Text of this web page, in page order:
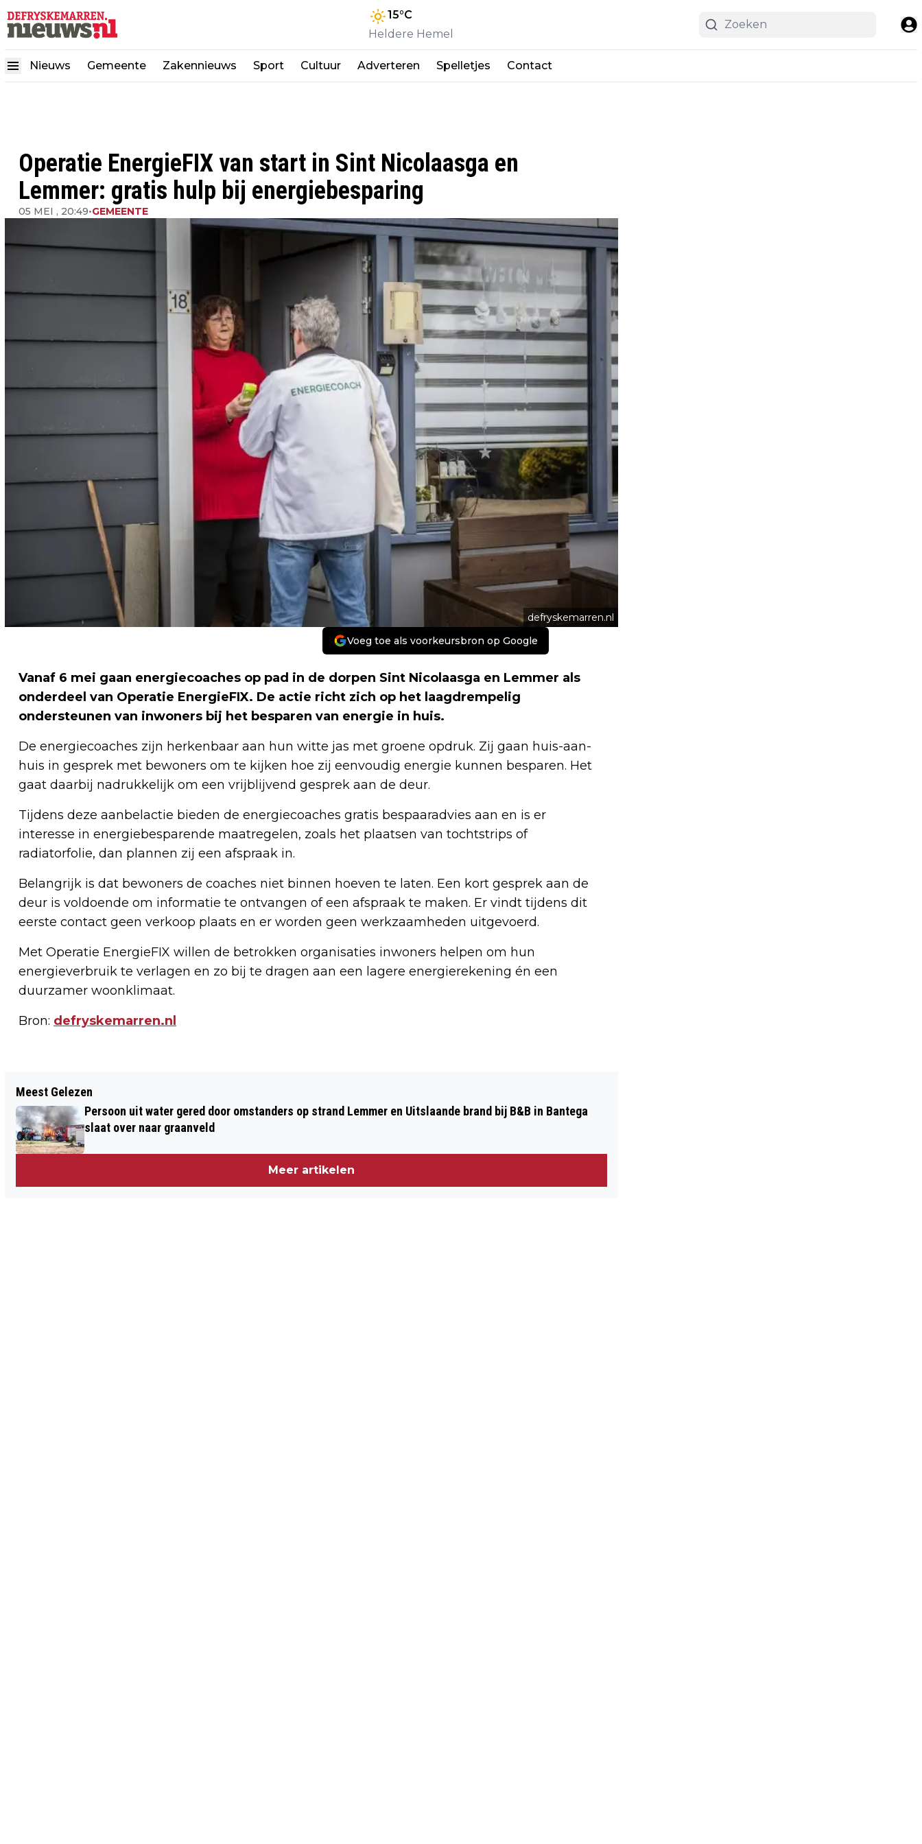
15°C
Heldere Hemel
Nieuws Gemeente Zakennieuws Sport Cultuur Adverteren Spelletjes Contact
Operatie EnergieFIX van start in Sint Nicolaasga en
Lemmer: gratis hulp bij energiebesparing
05 MEI , 20:49•GEMEENTE
defryskemarren.nl
Voeg toe als voorkeursbron op Google
Vanaf 6 mei gaan energiecoaches op pad in de dorpen Sint Nicolaasga en Lemmer als
onderdeel van Operatie EnergieFIX. De actie richt zich op het laagdrempelig
ondersteunen van inwoners bij het besparen van energie in huis.
De energiecoaches zijn herkenbaar aan hun witte jas met groene opdruk. Zij gaan huis-aan-
huis in gesprek met bewoners om te kijken hoe zij eenvoudig energie kunnen besparen. Het
gaat daarbij nadrukkelijk om een vrijblijvend gesprek aan de deur.
Tijdens deze aanbelactie bieden de energiecoaches gratis bespaaradvies aan en is er
interesse in energiebesparende maatregelen, zoals het plaatsen van tochtstrips of
radiatorfolie, dan plannen zij een afspraak in.
Belangrijk is dat bewoners de coaches niet binnen hoeven te laten. Een kort gesprek aan de
deur is voldoende om informatie te ontvangen of een afspraak te maken. Er vindt tijdens dit
eerste contact geen verkoop plaats en er worden geen werkzaamheden uitgevoerd.
Met Operatie EnergieFIX willen de betrokken organisaties inwoners helpen om hun
energieverbruik te verlagen en zo bij te dragen aan een lagere energierekening én een
duurzamer woonklimaat.
Bron: defryskemarren.nl
NIEUWE AANBIEDER WMO-TAXI
DE TUIN – ZO VOORKOM JE ZE
Meest Gelezen
Persoon uit water gered door omstanders op strand Lemmer en Uitslaande brand bij B&B in Bantega
slaat over naar graanveld
Meer artikelen